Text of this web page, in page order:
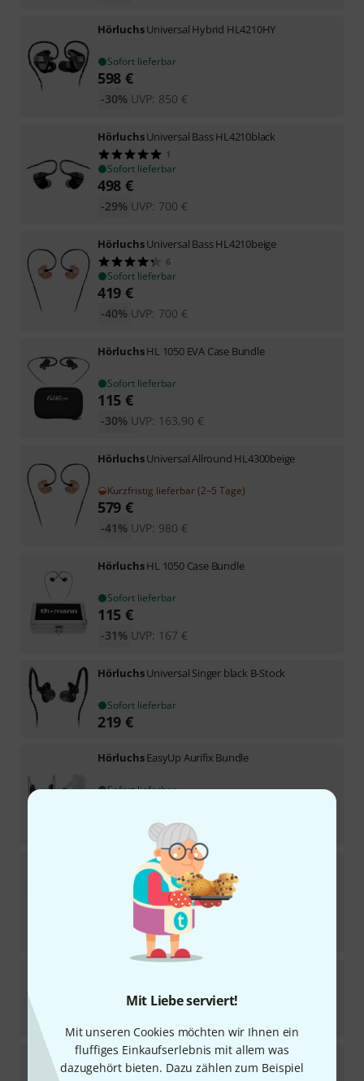
Mit Liebe serviert!
Mit unseren Cookies möchten wir Ihnen ein
fluffiges Einkaufserlebnis mit allem was
dazugehört bieten. Dazu zählen zum Beispiel
HörluchsUniversal Hybrid HL4210HY
Sofort lieferbar
598 €
UVP: 850 €
-30%
HörluchsUniversal Bass HL4210black
1
Sofort lieferbar
498 €
UVP: 700 €
-29%
HörluchsUniversal Bass HL4210beige
6
Sofort lieferbar
419 €
UVP: 700 €
-40%
HörluchsHL 1050 EVA Case Bundle
Sofort lieferbar
115 €
UVP: 163,90 €
-30%
HörluchsUniversal Allround HL4300beige
Kurzfristig lieferbar (2–5 Tage)
579 €
UVP: 980 €
-41%
HörluchsHL 1050 Case Bundle
Sofort lieferbar
115 €
UVP: 167 €
-31%
HörluchsUniversal Singer black B-Stock
Sofort lieferbar
219 €
HörluchsEasyUp Aurifix Bundle
Sofort lieferbar
UVP:123,95
HörluchsHL 1050 B-Stock
Sofort lieferbar
30-Tage-Bestpreis
Sofort lieferbar
HörluchsHL 1250 B-Stock